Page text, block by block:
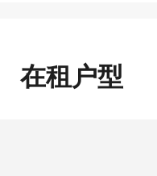
在租户型